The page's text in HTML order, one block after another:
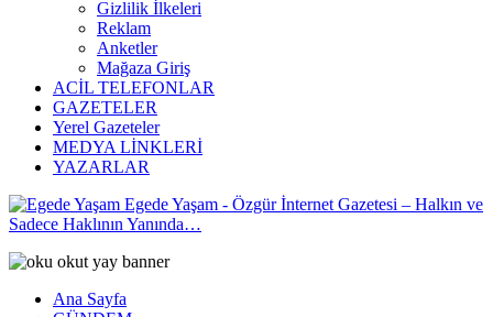
Gizlilik İlkeleri
Reklam
Anketler
Mağaza Giriş
ACİL TELEFONLAR
GAZETELER
Yerel Gazeteler
MEDYA LİNKLERİ
YAZARLAR
Egede Yaşam - Özgür İnternet Gazetesi – Halkın ve
Sadece Haklının Yanında…
Ana Sayfa